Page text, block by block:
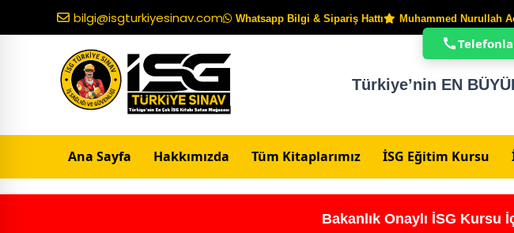
bilgi@isgturkiyesinav.com Whatsapp Bilgi & Sipariş Hattı Muhammed Nurullah
Türkiye’nin EN
Ana Sayfa Hakkımızda Tüm Kitaplarımız İSG Eğitim Kursu
Bakanlık Onaylı İSG Kursu